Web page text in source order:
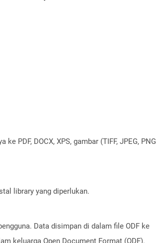
PDF, DOCX, XPS, gambar (TIFF, JPEG, PNG
library yang diperlukan.
Data disimpan di dalam file ODF ke
keluarga Open Document Format (ODF).